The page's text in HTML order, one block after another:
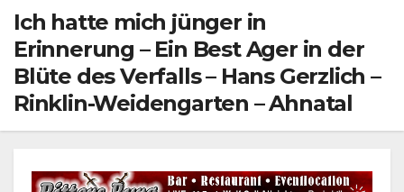
Ich hatte mich jünger in
Erinnerung – Ein Best Ager in der
Blüte des Verfalls – Hans Gerzlich –
Rinklin-Weidengarten – Ahnatal